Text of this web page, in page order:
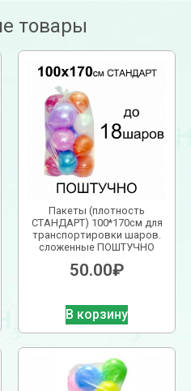
товары
Пакеты (плотность
СТАНДАРТ) 100*170см для
транспортировки шаров.
сложенные ПОШТУЧНО
50.00₽
В корзину